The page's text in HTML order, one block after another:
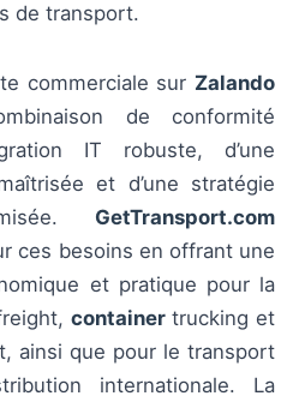
de transport.
commerciale sur Zalando
de conformité
IT robuste, d’une
et d’une stratégie
GetTransport.com
ces besoins en offrant une
et pratique pour la
containertrucking et
ainsi que pour le transport
internationale. La